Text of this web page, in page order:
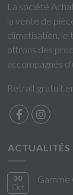
La société
la vente de
climatisation, le
offrons des
accompagnés
Retrait gratuit
ACTUALITÉS
30
Oct
Gamme